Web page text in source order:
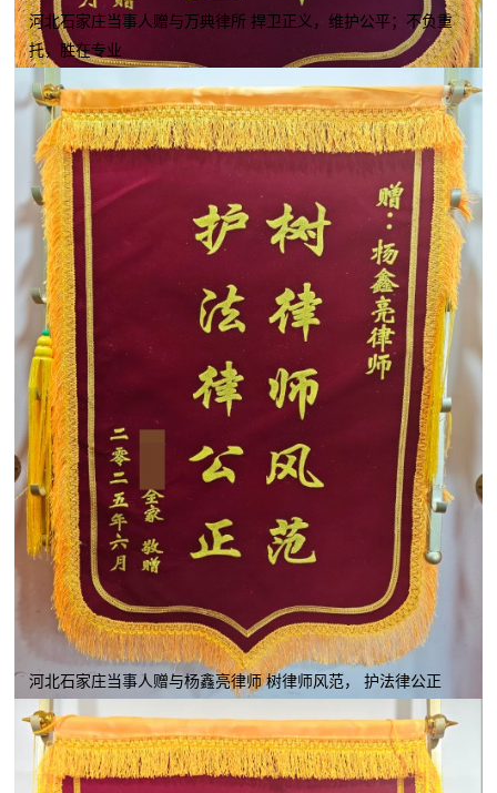
河北石家庄当事人赠与万典律所 捍卫正义，维护公平；不负重
托，胜在专业
河北石家庄当事人赠与杨鑫亮律师 树律师风范， 护法律公正